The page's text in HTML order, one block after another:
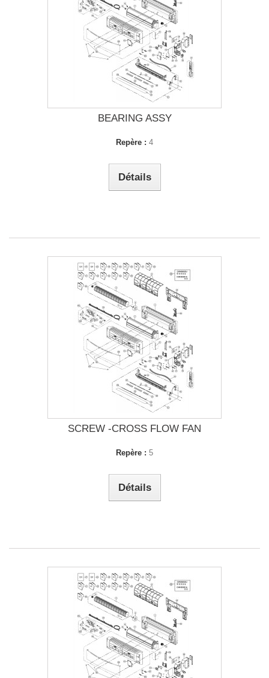
BEARING ASSY
Repère : 4
Détails
SCREW -CROSS FLOW FAN
Repère : 5
Détails